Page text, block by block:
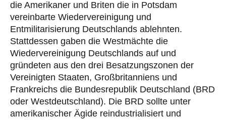
die Amerikaner und Briten die in Potsdam
vereinbarte Wiedervereinigung und
Entmilitarisierung Deutschlands ablehnten.
Stattdessen gaben die Westmächte die
Wiedervereinigung Deutschlands auf und
gründeten aus den drei Besatzungszonen der
Vereinigten Staaten, Großbritanniens und
Frankreichs die Bundesrepublik Deutschland (BRD
oder Westdeutschland). Die BRD sollte unter
amerikanischer Ägide reindustrialisiert und